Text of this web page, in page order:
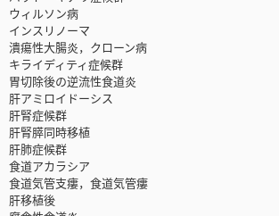
ウィルソン病
インスリノーマ
潰瘍性大腸炎，クローン病
キライディティ症候群
胃切除後の逆流性食道炎
肝アミロイドーシス
肝腎症候群
肝腎膵同時移植
肝肺症候群
食道アカラシア
食道気管支瘻，食道気管瘻
肝移植後